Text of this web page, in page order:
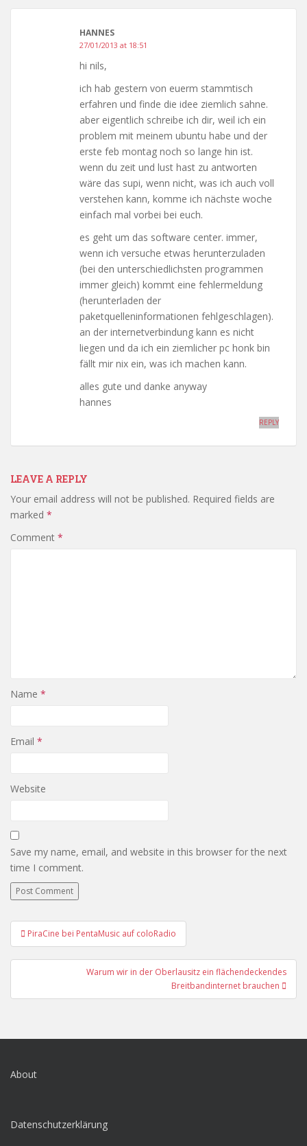
HANNES
27/01/2013 at 18:51
hi nils,
ich hab gestern von euerm stammtisch
erfahren und finde die idee ziemlich sahne.
aber eigentlich schreibe ich dir, weil ich ein
problem mit meinem ubuntu habe und der
erste feb montag noch so lange hin ist.
wenn du zeit und lust hast zu antworten
wäre das supi, wenn nicht, was ich auch voll
verstehen kann, komme ich nächste woche
einfach mal vorbei bei euch.
es geht um das software center. immer,
wenn ich versuche etwas herunterzuladen
(bei den unterschiedlichsten programmen
immer gleich) kommt eine fehlermeldung
(herunterladen der
paketquelleninformationen fehlgeschlagen).
an der internetverbindung kann es nicht
liegen und da ich ein ziemlicher pc honk bin
fällt mir nix ein, was ich machen kann.
alles gute und danke anyway
hannes
REPLY
LEAVE A REPLY
Your email address will not be published. Required fields are
marked *
Comment *
Name *
Email *
Website
Save my name, email, and website in this browser for the next
time I comment.
Post
navigation
PiraCine bei PentaMusic auf coloRadio
Warum wir in der Oberlausitz ein flächendeckendes
Breitbandinternet brauchen
About
Datenschutzerklärung